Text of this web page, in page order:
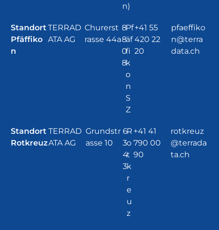
n)
Standort
Pfäffiko
n
TERRAD
ATA AG
Churerst
rasse 44a
8
8
0
8
Pf
äf
fi
k
o
n
S
Z
+41 55
420 22
20
pfaeffiko
n@terra
data.ch
Standort
Rotkreuz
TERRAD
ATA AG
Grundstr
asse 10
6
3
4
3
R
o
t
k
r
e
u
z
+41 41
790 00
90
rotkreuz
@terrada
ta.ch